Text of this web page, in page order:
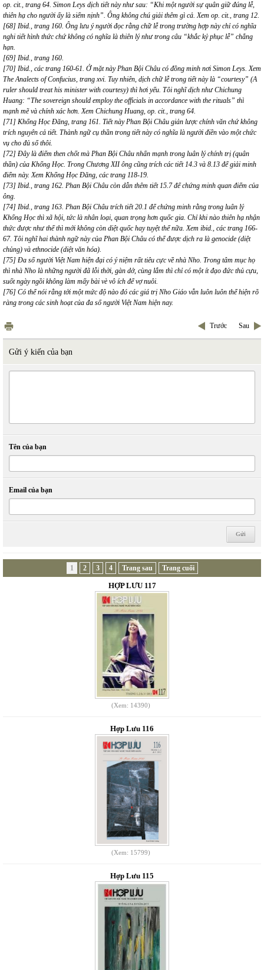
op. cit., trang 64. Simon Leys dịch tiết này như sau: “Khi một người sự quân giữ đúng lễ,
thiên hạ cho người ấy là siểm nịnh”. Ông không chú giải thêm gì cả. Xem op. cit., trang 12.
[68] Ibid., trang 160. Ông lưu ý người đọc rằng chữ lễ trong trường hợp này chỉ có nghĩa
nghi tiết hình thức chứ không có nghĩa là thiên lý như trong câu “khắc kỷ phục lễ” chẳng
hạn.
[69] Ibid., trang 160.
[70] Ibid., các trang 160-61. Ở mặt này Phan Bội Châu có đồng minh nơi Simon Leys. Xem
The Analects of Confucius, trang xvi. Tuy nhiên, dịch chữ lễ trong tiết này là “courtesy” (A
ruler should treat his minister with courtesy) thì hơi yếu. Tôi nghĩ dịch như Chichung
Huang: “The sovereign should employ the officials in accordance with the rituals” thì
mạnh mẽ và chính xác hơn. Xem Chichung Huang, op. cit., trang 64.
[71] Khổng Học Đăng, trang 161. Tiết này Phan Bội Châu giản lược chính văn chứ không
trích nguyên cả tiết. Thành ngữ cụ thần trong tiết này có nghĩa là người điền vào một chức
vụ cho đủ số thôi.
[72] Đây là điểm then chốt mà Phan Bội Châu nhấn mạnh trong luân lý chính trị (quân
thần) của Khổng Học. Trong Chương XII ông cũng trích các tiết 14.3 và 8.13 để giải minh
điểm này. Xem Khổng Học Đăng, các trang 118-19.
[73] Ibid., trang 162. Phan Bội Châu còn dẫn thêm tiết 15.7 để chứng minh quan điểm của
ông.
[74] Ibid., trang 163. Phan Bội Châu trích tiết 20.1 để chứng minh rằng trong luân lý
Khổng Học thì xã hội, tức là nhân loại, quan trọng hơn quốc gia. Chỉ khi nào thiên hạ nhận
thức được như thế thì mới không còn diệt quốc hay tuyệt thế nữa. Xem ibid., các trang 166-
67. Tôi nghĩ hai thành ngữ này của Phan Bội Châu có thể được dịch ra là genocide (diệt
chủng) và ethnocide (diệt văn hóa).
[75] Đa số người Việt Nam hiện đại có ý niệm rất tiêu cực về nhà Nho. Trong tâm mục họ
thì nhà Nho là những người đã lỗi thời, gàn dở, cùng lắm thì chỉ có một ít đạo đức thủ cựu,
suốt ngày ngồi không làm mấy bài vè vô ích để vợ nuôi.
[76] Có thể nói rằng tới một mức độ nào đó các giá trị Nho Giáo vẫn luôn luôn thể hiện rõ
ràng trong các sinh hoạt của đa số người Việt Nam hiện nay.
Trước Sau
Gửi ý kiến của bạn
Tên của bạn
Email của bạn
1 2 3 4 Trang sau Trang cuối
HỢP LƯU 117
(Xem: 14390)
Hợp Lưu 116
(Xem: 15799)
Hợp Lưu 115